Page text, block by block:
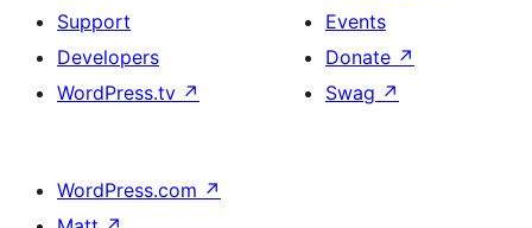
Support
Developers
WordPress.tv ↗
Events
Donate ↗
Swag ↗
WordPress.com ↗